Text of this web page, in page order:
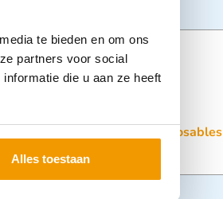
te bieden en om ons
partners voor social
die u aan ze heeft
Alles toestaan
Disposables